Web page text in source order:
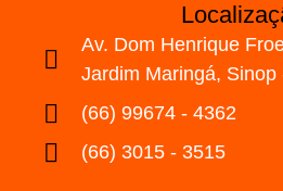
Av. Dom Henrique
Jardim Maringá, Sinop
(66) 99674 - 4362
(66) 3015 - 3515